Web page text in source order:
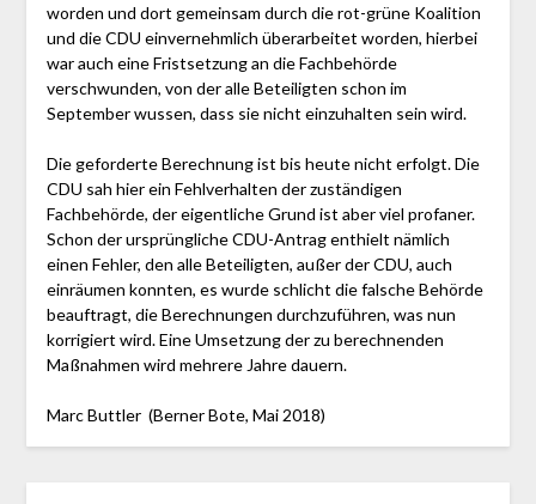
worden und dort gemeinsam durch die rot-grüne Koalition
und die CDU einvernehmlich überarbeitet worden, hierbei
war auch eine Fristsetzung an die Fachbehörde
verschwunden, von der alle Beteiligten schon im
September wussen, dass sie nicht einzuhalten sein wird.
Die geforderte Berechnung ist bis heute nicht erfolgt. Die
CDU sah hier ein Fehlverhalten der zuständigen
Fachbehörde, der eigentliche Grund ist aber viel profaner.
Schon der ursprüngliche CDU-Antrag enthielt nämlich
einen Fehler, den alle Beteiligten, außer der CDU, auch
einräumen konnten, es wurde schlicht die falsche Behörde
beauftragt, die Berechnungen durchzuführen, was nun
korrigiert wird. Eine Umsetzung der zu berechnenden
Maßnahmen wird mehrere Jahre dauern.
Marc Buttler (Berner Bote, Mai 2018)